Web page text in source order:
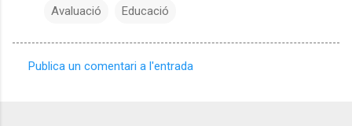
Avaluació Educació
Publica un comentari a l'entrada